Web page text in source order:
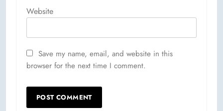
Website
Save my name, email, and website in this
browser for the next time I comment.